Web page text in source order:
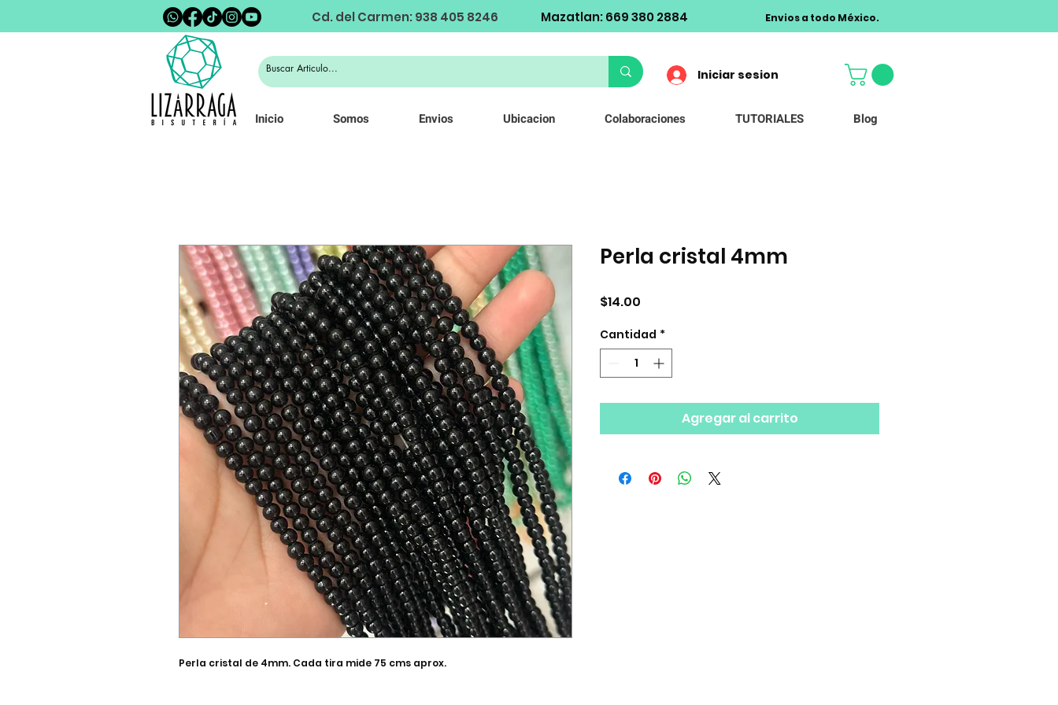
Cd. del Carmen: 938 405 8246 Mazatlan: 669 380 2884 Envios a todo México.
Iniciar sesion
Inicio Somos Envios Ubicacion Colaboraciones TUTORIALES Blog
Perla cristal de 4mm. Cada tira mide 75 cms aprox.
Perla cristal 4mm
$14.00
Cantidad *
Agregar al carrito